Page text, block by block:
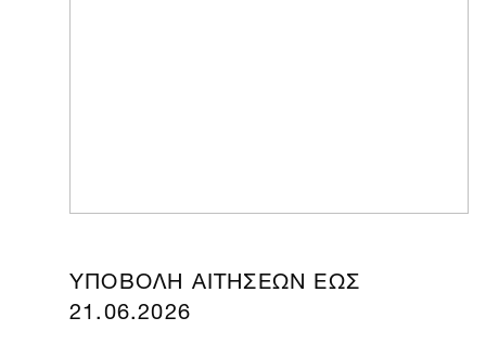
ΥΠΟΒΟΛΗ ΑΙΤΗΣΕΩΝ ΕΩΣ
21.06.2026